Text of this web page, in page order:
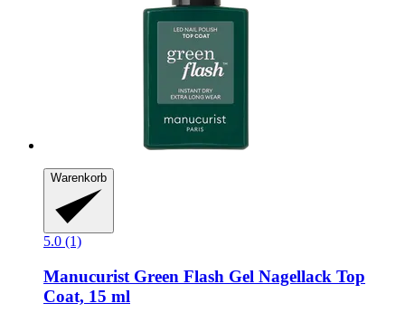
Warenkorb
5.0 (1)
Manucurist Green Flash Gel Nagellack Top
Coat, 15 ml